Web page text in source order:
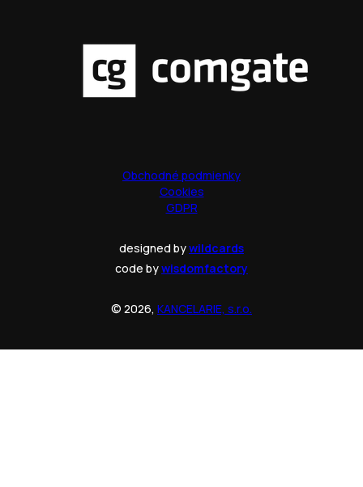
Obchodné podmienky
Cookies
GDPR
designed bywildcards
code bywisdomfactory
© 2026, KANCELARIE, s.r.o.